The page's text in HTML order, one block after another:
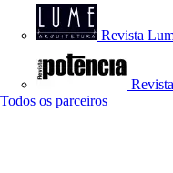
Revista
Todos os parceiros